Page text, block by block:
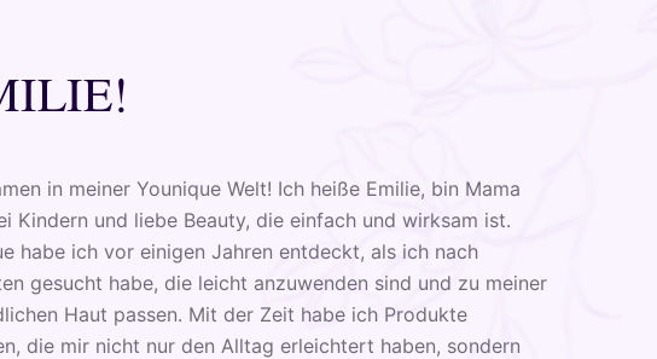
in meiner Younique Welt! Ich heiße Emilie, bin Mama
Kindern und liebe Beauty, die einfach und wirksam ist.
habe ich vor einigen Jahren entdeckt, als ich nach
gesucht habe, die leicht anzuwenden sind und zu meiner
Haut passen. Mit der Zeit habe ich Produkte
die mir nicht nur den Alltag erleichtert haben, sondern